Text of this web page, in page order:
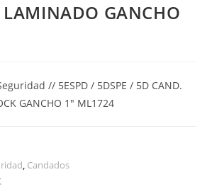
GANCHO
// 5ESPD / 5DSPE / 5D CAND.
GANCHO 1″ ML1724
, Candados